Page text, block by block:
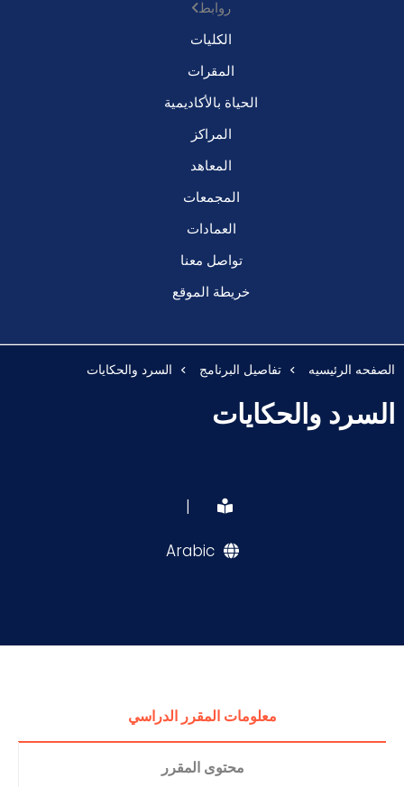
روابط
الكليات
المقرات
الحياة بالأكاديمية
المراكز
المعاهد
المجمعات
العمادات
تواصل معنا
خريطة الموقع
الصفحه الرئيسيه تفاصيل البرنامج السرد والحكايات
السرد والحكايات
|
Arabic
معلومات المقرر الدراسي
محتوى المقرر